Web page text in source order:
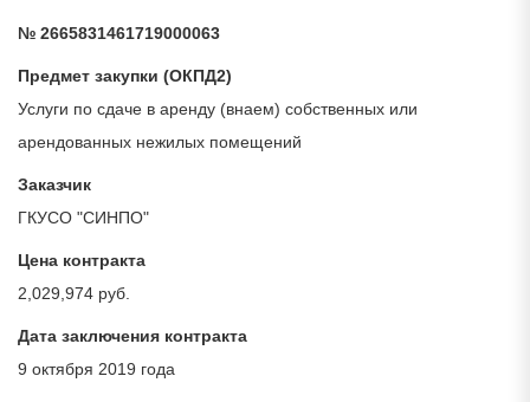
№ 2665831461719000063
Предмет закупки (ОКПД2)
Услуги по сдаче в аренду (внаем) собственных или
арендованных нежилых помещений
Заказчик
ГКУСО "СИНПО"
Цена контракта
2,029,974 руб.
Дата заключения контракта
9 октября 2019 года